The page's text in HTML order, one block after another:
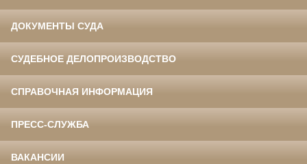
ДОКУМЕНТЫ СУДА
СУДЕБНОЕ ДЕЛОПРОИЗВОДСТВО
СПРАВОЧНАЯ ИНФОРМАЦИЯ
ПРЕСС-СЛУЖБА
ВАКАНСИИ